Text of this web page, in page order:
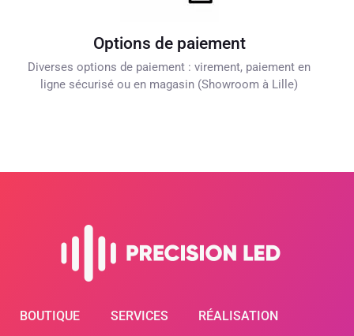
Options de paiement
Diverses options de paiement : virement, paiement en
ligne sécurisé ou en magasin (Showroom à Lille)
BOUTIQUE SERVICES RÉALISATION